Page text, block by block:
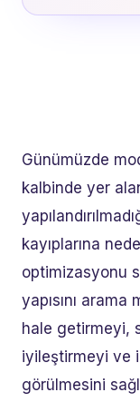
Günümüzde
kalbinde yer
kayıplarına
optimizasyonu
yapısını
hale getirmeyi,
iyileştirmeyi ve
görülmesini